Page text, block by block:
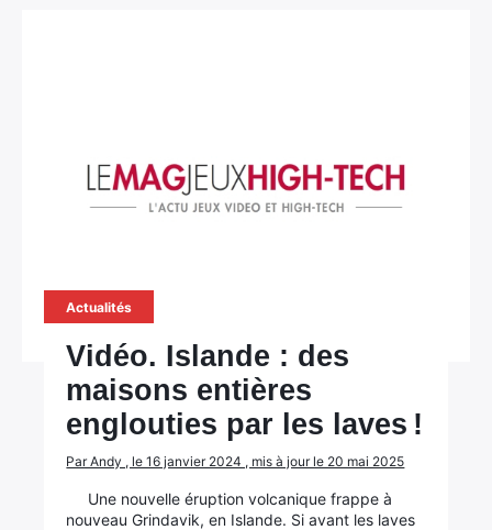
Actualités
Vidéo. Islande : des
maisons entières
englouties par les laves !
Par Andy , le 16 janvier 2024 , mis à jour le 20 mai 2025
Une nouvelle éruption volcanique frappe à
nouveau Grindavik, en Islande. Si avant les laves